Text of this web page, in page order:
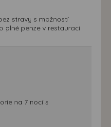
stravy s možností
plné penze v restauraci
na 7 nocí s